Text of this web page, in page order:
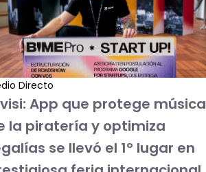
Directo
App que protege música
la piratería y optimiza
se llevó el 1° lugar en